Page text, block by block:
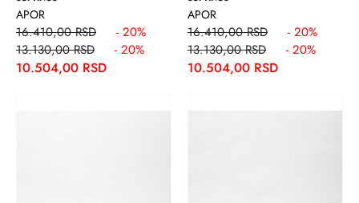
APOR
16.410,00 RSD
- 20%
13.130,00 RSD
- 20%
10.504,00 RSD
APOR
16.410,00 RSD
- 20%
13.130,00 RSD
- 20%
10.504,00 RSD